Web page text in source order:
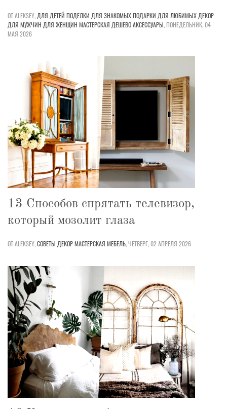
ОТ ALEKSEY, ДЛЯ ДЕТЕЙ ПОДЕЛКИ ДЛЯ ЗНАКОМЫХПОДАРКИ ДЛЯ ЛЮБИМЫХ ДЕКОР
ДЛЯ МУЖЧИН ДЛЯ ЖЕНЩИН МАСТЕРСКАЯ ДЕШЕВОАКСЕССУАРЫ,ПОНЕДЕЛЬНИК, 04
МАЯ 2026
13 Способов спрятать телевизор,
который мозолит глаза
ОТ ALEKSEY,СОВЕТЫ ДЕКОРМАСТЕРСКАЯ МЕБЕЛЬ,ЧЕТВЕРГ, 02 АПРЕЛЯ 2026